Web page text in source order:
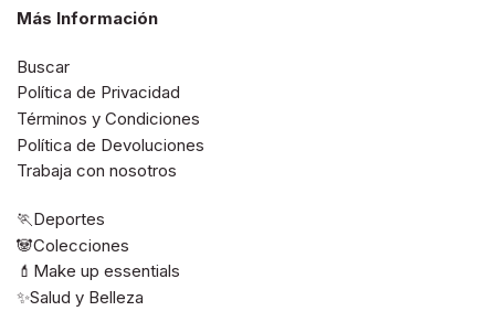
Más Información
Buscar
Política de Privacidad
Términos y Condiciones
Política de Devoluciones
Trabaja con nosotros
🏃Deportes
🐼Colecciones
💄Make up essentials
✨Salud y Belleza